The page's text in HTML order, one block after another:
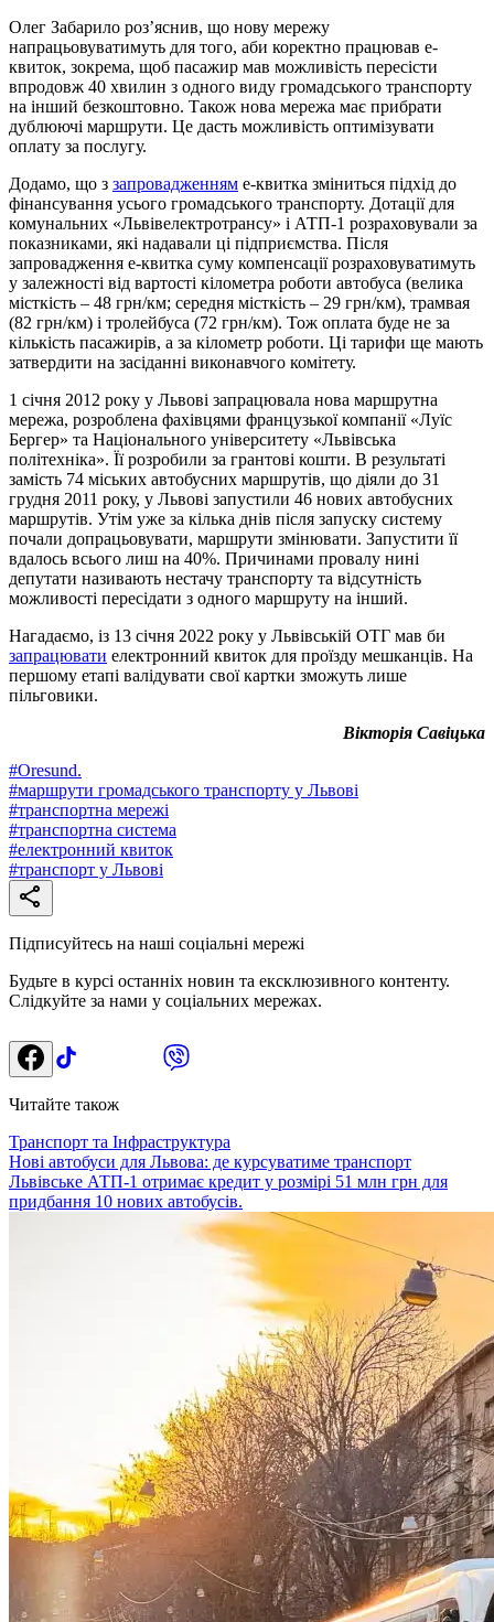
Олег Забарило роз’яснив, що нову мережу
напрацьовуватимуть для того, аби коректно працював е-
квиток, зокрема, щоб пасажир мав можливість пересісти
впродовж 40 хвилин з одного виду громадського транспорту
на інший безкоштовно. Також нова мережа має прибрати
дублюючі маршрути. Це дасть можливість оптимізувати
оплату за послугу.
Додамо, що з запровадженням е-квитка зміниться підхід до
фінансування усього громадського транспорту. Дотації для
комунальних «Львівелектротрансу» і АТП-1 розраховували за
показниками, які надавали ці підприємства. Після
запровадження е-квитка суму компенсації розраховуватимуть
у залежності від вартості кілометра роботи автобуса (велика
місткість – 48 грн/км; середня місткість – 29 грн/км), трамвая
(82 грн/км) і тролейбуса (72 грн/км). Тож оплата буде не за
кількість пасажирів, а за кілометр роботи. Ці тарифи ще мають
затвердити на засіданні виконавчого комітету.
1 січня 2012 року у Львові запрацювала нова маршрутна
мережа, розроблена фахівцями французької компанії «Луїс
Бергер» та Національного університету «Львівська
політехніка». Її розробили за грантові кошти. В результаті
замість 74 міських автобусних маршрутів, що діяли до 31
грудня 2011 року, у Львові запустили 46 нових автобусних
маршрутів. Утім уже за кілька днів після запуску систему
почали допрацьовувати, маршрути змінювати. Запустити її
вдалось всього лиш на 40%. Причинами провалу нині
депутати називають нестачу транспорту та відсутність
можливості пересідати з одного маршруту на інший.
Нагадаємо, із 13 січня 2022 року у Львівській ОТГ мав би
запрацювати електронний квиток для проїзду мешканців. На
першому етапі валідувати свої картки зможуть лише
пільговики.
Вікторія Савіцька
#Oresund.
#маршрути громадського транспорту у Львові
#транспортна мережі
#транспортна система
#електронний квиток
#транспорт у Львові
Підписуйтесь на наші соціальні мережі
Будьте в курсі останніх новин та ексклюзивного контенту.
Слідкуйте за нами у соціальних мережах.
Читайте також
Транспорт та Інфраструктура
Нові автобуси для Львова: де курсуватиме транспорт
Львівське АТП-1 отримає кредит у розмірі 51 млн грн для
придбання 10 нових автобусів.